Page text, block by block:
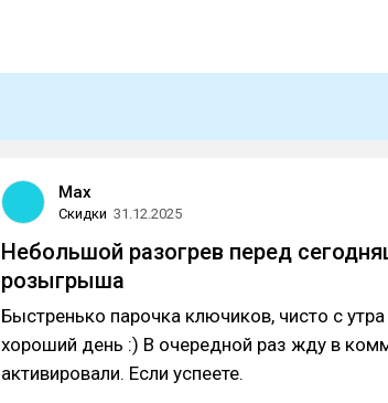
Max
Скидки 31.12.2025
Небольшой разогрев перед
розыгрыша
Быстренько парочка ключиков, чисто с
хороший день :) В очередной раз жду в
активировали. Если успеете.